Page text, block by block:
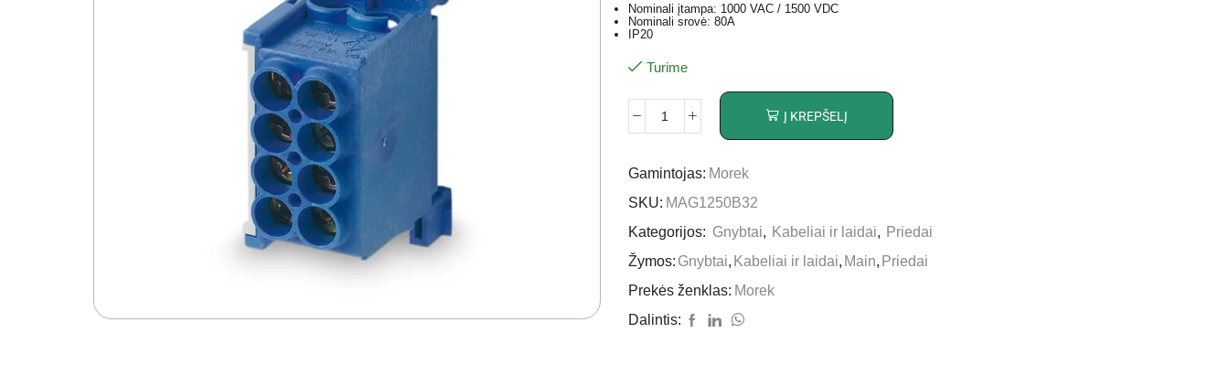
Nominali įtampa: 1000 VAC / 1500 VDC
Nominali srovė: 80A
IP20
Turime
Į KREPŠELĮ
Gamintojas: Morek
SKU: MAG1250B32
Kategorijos: Gnybtai, Kabeliai ir laidai, Priedai
Žymos: Gnybtai, Kabeliai ir laidai, Main, Priedai
Prekės ženklas: Morek
Dalintis: